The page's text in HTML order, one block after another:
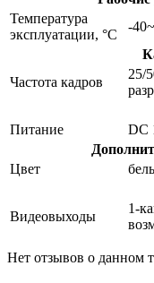
Температура
эксплуатации, °C
-
Частота кадров
25/
Питание
DC
Цвет
Видеовыходы
1-
Нет отзывов о данном